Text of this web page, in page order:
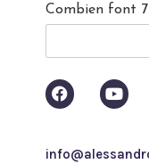
y
i
c
Combien font